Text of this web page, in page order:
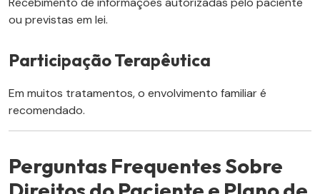
ou previstas em lei.
Participação Terapêutica
Em muitos tratamentos, o envolvimento familiar é
recomendado.
Perguntas Frequentes Sobre